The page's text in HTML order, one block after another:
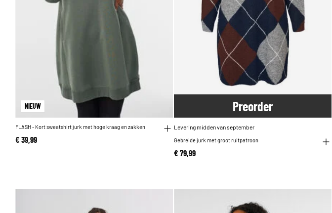
NIEUW
FLASH - Kort sweatshirt jurk met hoge kraag en zakken
€ 39,99
Preorder
Levering midden van september
Gebreide jurk met groot ruitpatroon
€ 79,99